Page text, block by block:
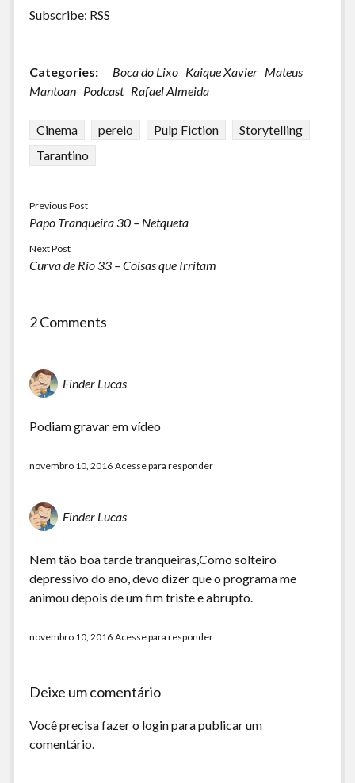
Subscribe: RSS
Categories: Boca do Lixo Kaique Xavier Mateus
Mantoan Podcast Rafael Almeida
Cinema pereio Pulp Fiction
Storytelling
Tarantino
Previous Post
Papo Tranqueira 30 – Netqueta
Next Post
Curva de Rio 33 – Coisas que Irritam
2 Comments
Finder Lucas
Podiam gravar em vídeo
novembro 10, 2016 Acesse para responder
Finder Lucas
Nem tão boa tarde tranqueiras,Como solteiro
depressivo do ano, devo dizer que o programa me
animou depois de um fim triste e abrupto.
novembro 10, 2016 Acesse para responder
Deixe um comentário
Você precisa fazer o loginpara publicar um
comentário.